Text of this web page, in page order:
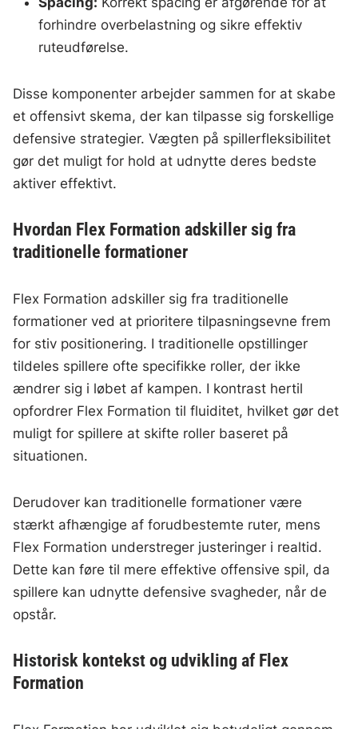
forhindre overbelastning og sikre effektiv
ruteudførelse.
Disse komponenter arbejder sammen for at skabe
et offensivt skema, der kan tilpasse sig forskellige
defensive strategier. Vægten på spillerfleksibilitet
gør det muligt for hold at udnytte deres bedste
aktiver effektivt.
Hvordan Flex Formation adskiller sig fra
traditionelle formationer
Flex Formation adskiller sig fra traditionelle
formationer ved at prioritere tilpasningsevne frem
for stiv positionering. I traditionelle opstillinger
tildeles spillere ofte specifikke roller, der ikke
ændrer sig i løbet af kampen. I kontrast hertil
opfordrer Flex Formation til fluiditet, hvilket gør det
muligt for spillere at skifte roller baseret på
situationen.
Derudover kan traditionelle formationer være
stærkt afhængige af forudbestemte ruter, mens
Flex Formation understreger justeringer i realtid.
Dette kan føre til mere effektive offensive spil, da
spillere kan udnytte defensive svagheder, når de
opstår.
Historisk kontekst og udvikling af Flex
Formation